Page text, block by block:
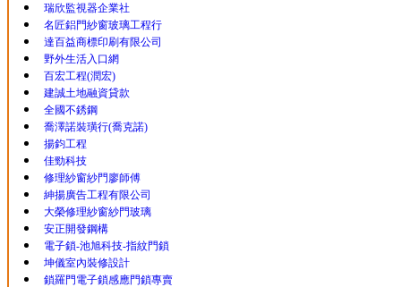
瑞欣監視器企業社
名匠鋁門紗窗玻璃工程行
達百益商標印刷有限公司
野外生活入口網
百宏工程(潤宏)
建誠土地融資貸款
全國不銹鋼
喬澤諾裝璜行(喬克諾)
揚鈞工程
佳勁科技
修理紗窗紗門廖師傅
紳揚廣告工程有限公司
大榮修理紗窗紗門玻璃
安正開發鋼構
電子鎖-池旭科技-指紋門鎖
坤儀室內裝修設計
鎖羅門電子鎖感應門鎖專賣